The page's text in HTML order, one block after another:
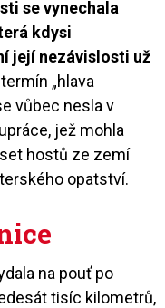
se vynechala
kdysi
její nezávislosti už
„hlava
vůbec nesla v
jež mohla
hostů ze zemí
opatství.
na pouť po
tisíc kilometrů,